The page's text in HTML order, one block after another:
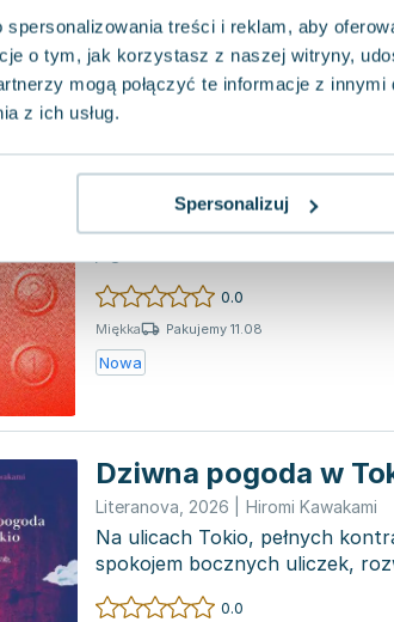
treści i reklam, aby
o tym, jak korzystasz z naszej witryny,
mogą połączyć te informacje z
z ich usług.
Spersonalizuj
Pakujemy 10.08
Używana Wyprzedaż
Nadepnęłam na węża
2026| Hiromi Kawakami
Gdy przypadkowo nadepniesz
wtedy poradzi...
0.0
Miękka Pakujemy 11.08
Nowa
Dziwna pogoda w
Literanova 2026 Hiromi Kawakami
Na ulicach Tokio, pełnych
spokojem bocznych uliczek,
relacj...
0.0